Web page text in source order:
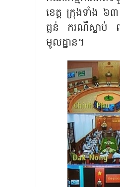
ខេត្ត ក្រុងទាំង ៦
ធ្ងន់ ករណីស្លាប់ ព
មូលដ្ឋាន។